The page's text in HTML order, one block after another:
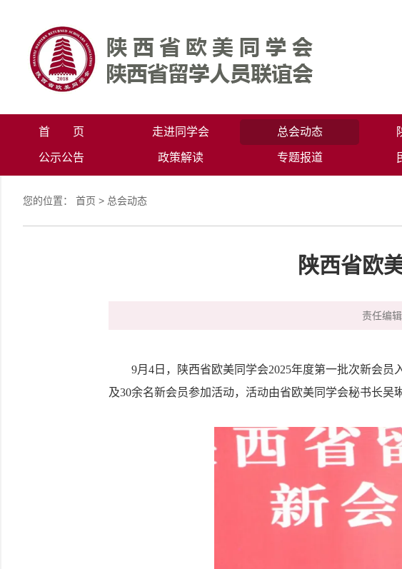
首 页 走进同学会 总会动态
公示公告 政策解读 专题报道
您的位置： 首页 > 总会动态
陕西省欧
责任编
9月4日，陕西省欧美同学会2025年度第一批次新会员
及30余名新会员参加活动，活动由省欧美同学会秘书长吴